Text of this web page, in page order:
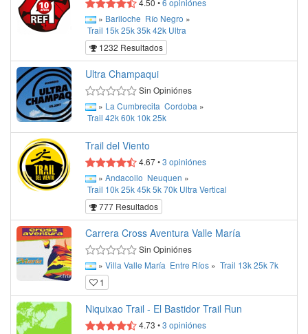
4.50 •6 opiniónes
» Bariloche Río Negro »
Trail 15k25k35k42k Ultra
1232 Resultados
Ultra Champaqui
Sin Opiniónes
» La Cumbrecita Cordoba »
Trail 42k60k 10k25k
Trail del Viento
4.67•3 opiniónes
» Andacollo Neuquen »
Trail 10k25k45k5k70k Ultra Vertical
777 Resultados
Carrera Cross Aventura Valle María
Sin Opiniónes
» Villa Valle María Entre Ríos » Trail 13k25k7k
1
Niquixao Trail - El Bastidor Trail Run
4.73 •3 opiniónes